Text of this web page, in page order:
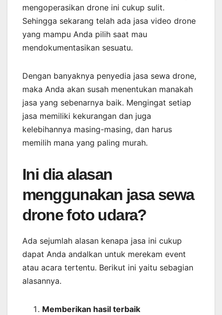
mengoperasikan drone ini cukup sulit.
Sehingga sekarang telah ada jasa video drone
yang mampu Anda pilih saat mau
mendokumentasikan sesuatu.
Dengan banyaknya penyedia jasa sewa drone,
maka Anda akan susah menentukan manakah
jasa yang sebenarnya baik. Mengingat setiap
jasa memiliki kekurangan dan juga
kelebihannya masing-masing, dan harus
memilih mana yang paling murah.
Ini dia alasan
menggunakan jasa sewa
drone foto udara?
Ada sejumlah alasan kenapa jasa ini cukup
dapat Anda andalkan untuk merekam event
atau acara tertentu. Berikut ini yaitu sebagian
alasannya.
Memberikan hasil terbaik